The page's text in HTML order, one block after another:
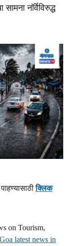
नॉर्वेविरुद्ध
क्लिक
on Tourism,
Goa latest news in